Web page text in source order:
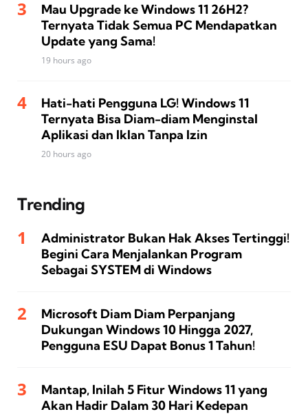
Mau Upgrade ke Windows 11 26H2?
Ternyata Tidak Semua PC Mendapatkan
Update yang Sama!
19 hours ago
Hati-hati Pengguna LG! Windows 11
Ternyata Bisa Diam-diam Menginstal
Aplikasi dan Iklan Tanpa Izin
20 hours ago
Trending
Administrator Bukan Hak Akses Tertinggi!
Begini Cara Menjalankan Program
Sebagai SYSTEM di Windows
Microsoft Diam Diam Perpanjang
Dukungan Windows 10 Hingga 2027,
Pengguna ESU Dapat Bonus 1 Tahun!
Mantap, Inilah 5 Fitur Windows 11 yang
Akan Hadir Dalam 30 Hari Kedepan